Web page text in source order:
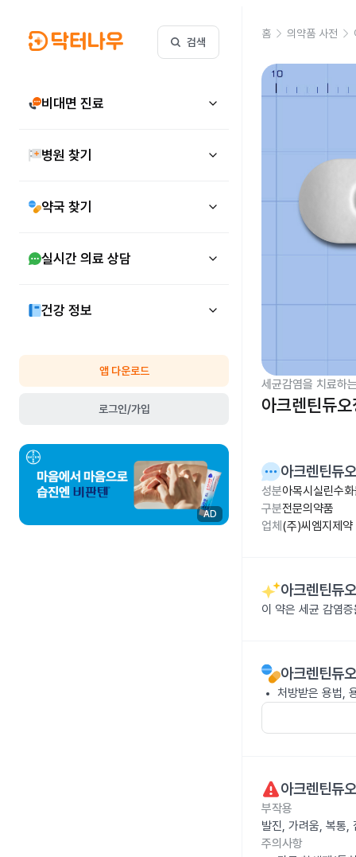
검색
비대면 진료
병원 찾기
약국 찾기
실시간 의료 상담
건강 정보
앱 다운로드
로그인/가입
AD
홈 의약품 사전
세균감염을 치료하
아크렌틴듀
아크렌틴듀
성분아목시실린수
구분전문의약품
업체 (주)씨엠지제약
아크렌틴듀
이 약은 세균 감염
아크렌틴듀
처방받은 용법,
아크렌틴듀
부작용
발진, 가려움, 복통,
주의사항